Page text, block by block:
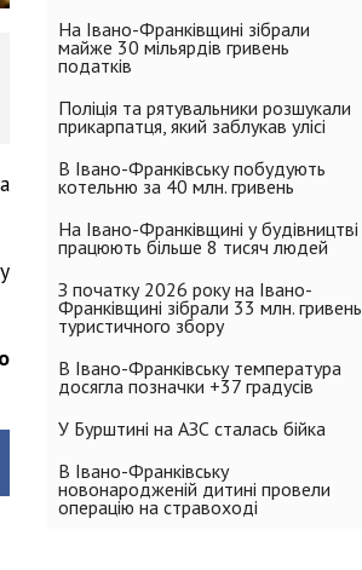
На Івано-Франківщині зібрали
майже 30 мільярдів гривень
податків
Поліція та рятувальники розшукали
прикарпатця, який заблукав улісі
В Івано-Франківську побудують
котельню за 40 млн. гривень
На Івано-Франківщині у будівництві
працюють більше 8 тисяч людей
З початку 2026 року на Івано-
Франківщині зібрали 33 млн. гривень
туристичного збору
В Івано-Франківську температура
досягла позначки +37 градусів
У Бурштині на АЗС сталась бійка
В Івано-Франківську
новонародженій дитині провели
операцію на стравоході